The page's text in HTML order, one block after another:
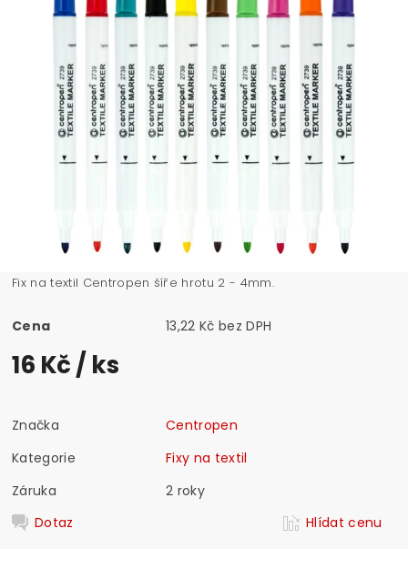
Fix na textil Centropen šíře hrotu 2 - 4mm.
Cena 13,22 Kč bez DPH
16 Kč/ ks
Značka
Centropen
Kategorie
Fixy na textil
Záruka
2 roky
Dotaz
Hlídat cenu